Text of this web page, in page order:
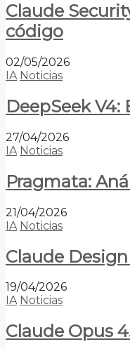
Claude
código
02/05/2026
IA Noticias
DeepSeek
27/04/2026
IA Noticias
Pragmata:
21/04/2026
IA Noticias
Claude
19/04/2026
IA Noticias
Claude Opus